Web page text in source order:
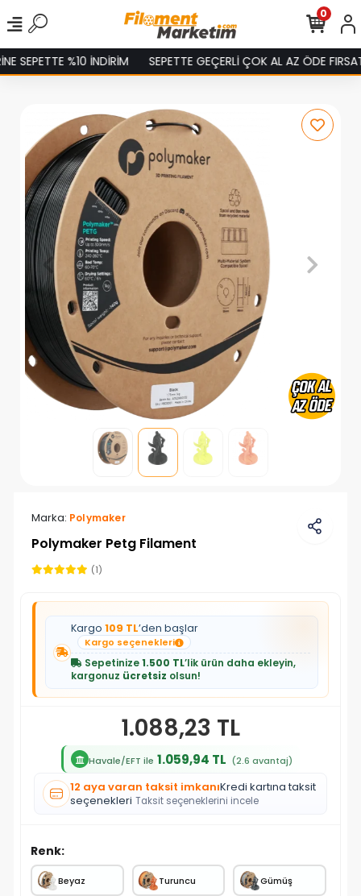
%10 İNDİRİM SEPETTE GEÇERLİ ÇOK AL AZ ÖDE
0
Marka: Polymaker
Polymaker Petg Filament
(1)
Kargo 109 TL’den başlar
Kargo seçenekleri
Sepetinize1.500 TL’lik ürün daha ekleyin,
kargonuz ücretsiz olsun!
1.088,23 TL
Havale/EFT ile 1.059,94 TL (2.6 avantaj)
12 aya varan taksit imkanıKredi kartına taksit
seçenekleri Taksit seçeneklerini incele
Renk:
Beyaz Turuncu Gümüş